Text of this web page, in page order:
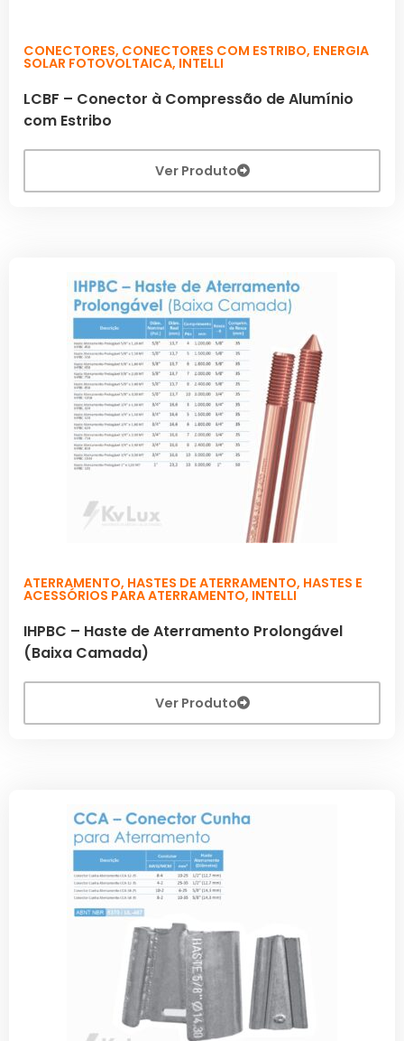
CONECTORES, CONECTORES COM ESTRIBO, ENERGIA
SOLAR FOTOVOLTAICA, INTELLI
LCBF – Conector à Compressão de Alumínio
com Estribo
Ver Produto
ATERRAMENTO, HASTES DE ATERRAMENTO, HASTES E
ACESSÓRIOS PARA ATERRAMENTO, INTELLI
IHPBC – Haste de Aterramento Prolongável
(Baixa Camada)
Ver Produto